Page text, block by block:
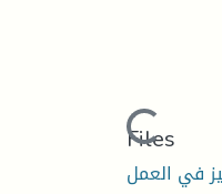
Loading...
Files